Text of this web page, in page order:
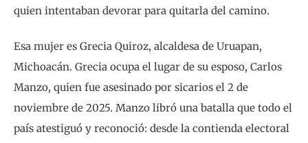
quien intentaban devorar para quitarla del camino.
Esa mujer es Grecia Quiroz, alcaldesa de Uruapan,
Michoacán. Grecia ocupa el lugar de su esposo, Carlos
Manzo, quien fue asesinado por sicarios el 2 de
noviembre de 2025. Manzo libró una batalla que todo el
país atestiguó y reconoció: desde la contienda electoral